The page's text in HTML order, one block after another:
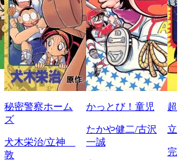
秘密警察ホーム
ズ
犬木栄治/立神
敦
かっとび！童児
たかや健二/古沢
一誠
超
立
完